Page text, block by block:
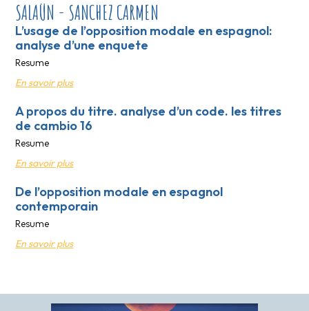
SALAÜN - SANCHEZ CARMEN
L’usage de l’opposition modale en espagnol:
analyse d’une enquete
Resume
En savoir plus
A propos du titre. analyse d’un code. les titres
de cambio 16
Resume
En savoir plus
De l’opposition modale en espagnol
contemporain
Resume
En savoir plus